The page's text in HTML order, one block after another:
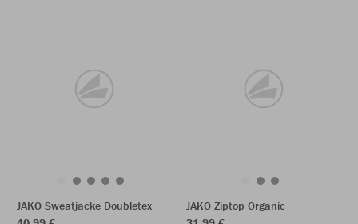
JAKO Sweatjacke Doubletex
JAKO Ziptop Organic